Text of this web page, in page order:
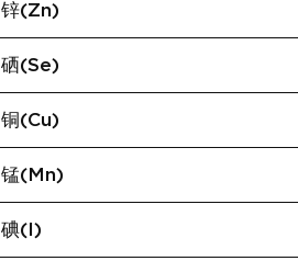
锌(Zn)
硒(Se)
铜(Cu)
锰(Mn)
碘(I)